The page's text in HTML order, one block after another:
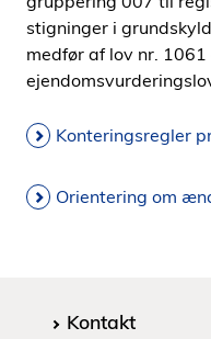
stigninger i
medfør af lov nr.
Konteringsregler
Orientering om
Kontakt